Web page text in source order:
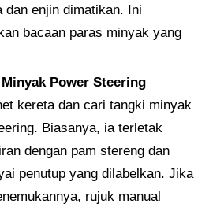
dan enjin dimatikan. Ini
bacaan paras minyak yang
Power Steering
kereta dan cari tangki minyak
Biasanya, ia terletak
dengan pam stereng dan
penutup yang dilabelkan. Jika
rujuk manual